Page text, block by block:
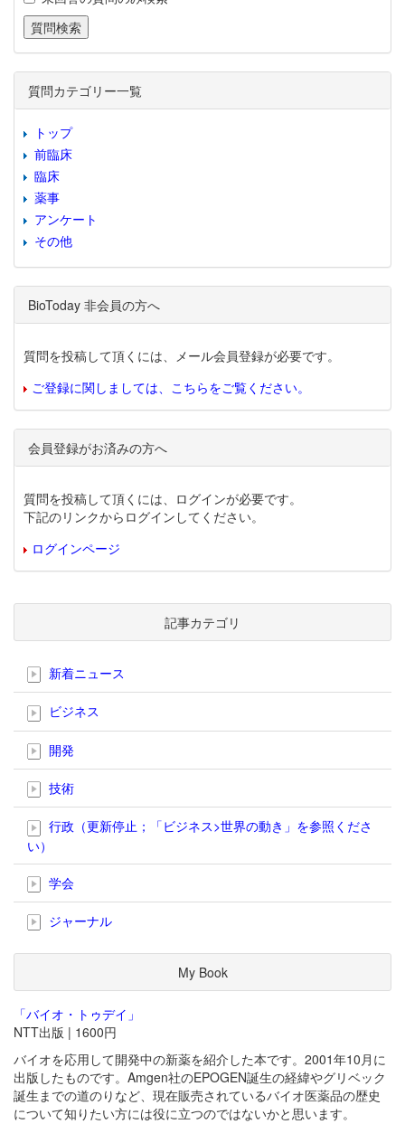
質問カテゴリー一覧
トップ
前臨床
臨床
薬事
アンケート
その他
BioToday 非会員の方へ
質問を投稿して頂くには、メール会員登録が必要です。
ご登録に関しましては、こちらをご覧ください。
会員登録がお済みの方へ
質問を投稿して頂くには、ログインが必要です。
下記のリンクからログインしてください。
ログインページ
記事カテゴリ
新着ニュース
ビジネス
開発
技術
行政（更新停止；「ビジネス>世界の動き」を参照くださ
い）
学会
ジャーナル
My Book
「バイオ・トゥデイ」
NTT出版 | 1600円
バイオを応用して開発中の新薬を紹介した本です。2001年10月に
出版したものです。Amgen社のEPOGEN誕生の経緯やグリベック
誕生までの道のりなど、現在販売されているバイオ医薬品の歴史
について知りたい方には役に立つのではないかと思います。